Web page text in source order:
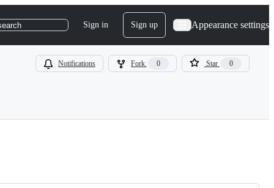
Sign in Sign up Appearance settings
Notifications Fork 0 Star 0